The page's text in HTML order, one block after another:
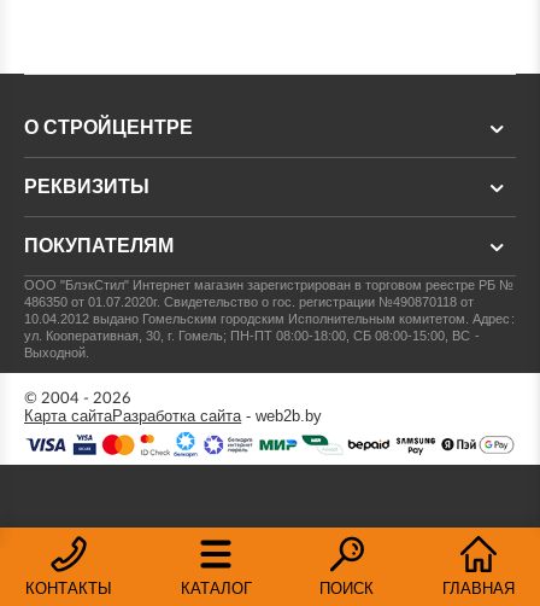
КОНТАКТЫ КАТАЛОГ ПОИСК ГЛАВНАЯ
О СТРОЙЦЕНТРЕ
РЕКВИЗИТЫ
ПОКУПАТЕЛЯМ
ООО "БлэкСтил" Интернет магазин зарегистрирован в торговом реестре РБ №
486350 от 01.07.2020г.Свидетельство о гос. регистрации №490870118 от
10.04.2012 выдано Гомельским городским Исполнительным комитетом.Адрес:
ул. Кооперативная, 30, г. Гомель; ПН-ПТ 08:00-18:00, СБ 08:00-15:00, ВС -
Выходной.
© 2004 - 2026
Карта сайтаРазработка сайта- web2b.by